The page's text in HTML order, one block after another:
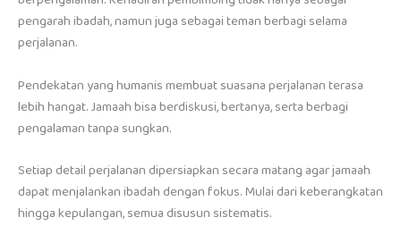
pengarah ibadah, namun juga sebagai teman berbagi selama
perjalanan.
Pendekatan yang humanis membuat suasana perjalanan terasa
lebih hangat. Jamaah bisa berdiskusi, bertanya, serta berbagi
pengalaman tanpa sungkan.
Setiap detail perjalanan dipersiapkan secara matang agar jamaah
dapat menjalankan ibadah dengan fokus. Mulai dari keberangkatan
hingga kepulangan, semua disusun sistematis.